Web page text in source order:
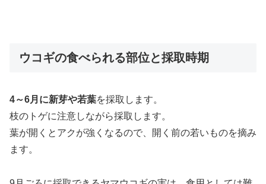
ウコギの食べられる部位と採取時期
4～6月に新芽や若葉を採取します。
枝のトゲに注意しながら採取します。
葉が開くとアクが強くなるので、開く前の若いものを摘み
ます。